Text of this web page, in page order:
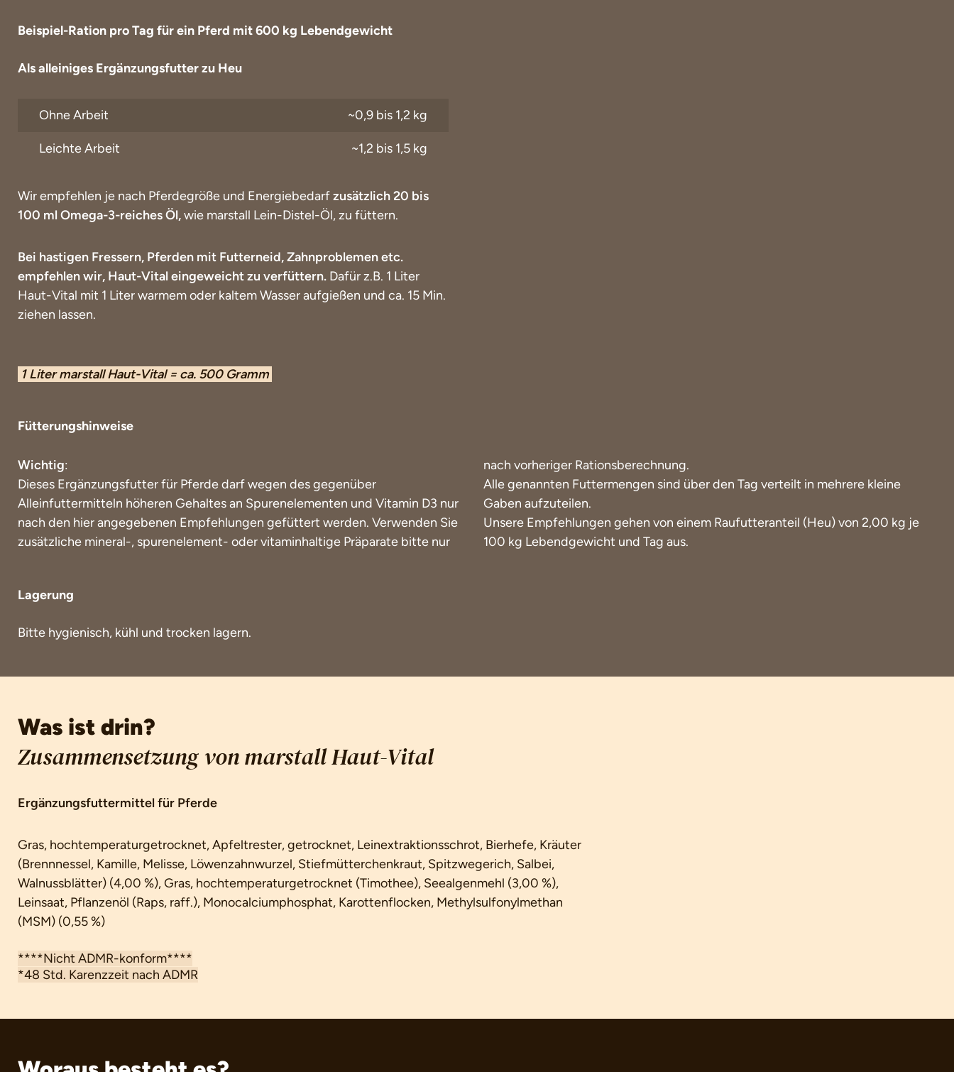
Beispiel-Ration pro Tag für ein Pferd mit 600 kg Lebendgewicht
Als alleiniges Ergänzungsfutter zu Heu
Ohne Arbeit ~0,9 bis 1,2 kg
Leichte Arbeit ~1,2 bis 1,5 kg
Wir empfehlen je nach Pferdegröße und Energiebedarfzusätzlich 20 bis
100 ml Omega-3-reiches Öl,wie marstall Lein-Distel-Öl, zu füttern.
Bei hastigen Fressern, Pferden mit Futterneid, Zahnproblemen etc.
empfehlen wir, Haut-Vital eingeweicht zu verfüttern. Dafür z.B. 1 Liter
Haut-Vital mit 1 Liter warmem oder kaltem Wasser aufgießen und ca. 15 Min.
ziehen lassen.
1 Liter marstall Haut-Vital = ca. 500 Gramm
Fütterungshinweise
Wichtig:
Dieses Ergänzungsfutter für Pferde darf wegen des gegenüber
Alleinfuttermitteln höheren Gehaltes an Spurenelementen und Vitamin D3 nur
nach den hier angegebenen Empfehlungen gefüttert werden. Verwenden Sie
zusätzliche mineral-, spurenelement- oder vitaminhaltige Präparate bitte nur
nach vorheriger Rationsberechnung.
Alle genannten Futtermengen sind über den Tag verteilt in mehrere kleine
Gaben aufzuteilen.
Unsere Empfehlungen gehen von einem Raufutteranteil (Heu) von 2,00 kg je
100 kg Lebendgewicht und Tag aus.
Lagerung
Bitte hygienisch, kühl und trocken lagern.
Was ist drin?
Zusammensetzung von marstall Haut-Vital
Ergänzungsfuttermittel für Pferde
Gras, hochtemperaturgetrocknet, Apfeltrester, getrocknet, Leinextraktionsschrot, Bierhefe, Kräuter
(Brennnessel, Kamille, Melisse, Löwenzahnwurzel, Stiefmütterchenkraut, Spitzwegerich, Salbei,
Walnussblätter) (4,00 %), Gras, hochtemperaturgetrocknet (Timothee), Seealgenmehl (3,00 %),
Leinsaat, Pflanzenöl (Raps, raff.), Monocalciumphosphat, Karottenflocken, Methylsulfonylmethan
(MSM) (0,55 %)
****Nicht ADMR-konform****
*48 Std. Karenzzeit nach ADMR